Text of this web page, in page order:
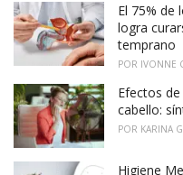
El 75% de
logra
temprano
POR IVONNE
Efectos
cabello:
POR KARINA
Higiene